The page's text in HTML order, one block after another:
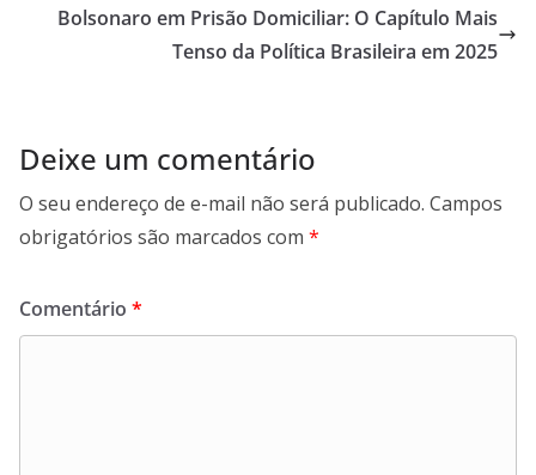
Bolsonaro em Prisão Domiciliar: O Capítulo Mais
Tenso da Política Brasileira em 2025
Deixe um comentário
O seu endereço de e-mail não será publicado. Campos
obrigatórios são marcados com *
Comentário *